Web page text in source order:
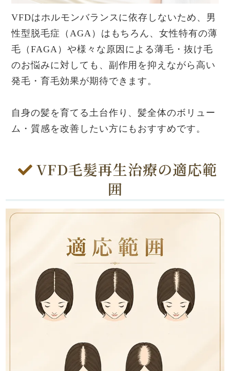
VFDはホルモンバランスに依存しないため、男
性型脱毛症（AGA）はもちろん、女性特有の薄
毛（FAGA）や様々な原因による薄毛・抜け毛
のお悩みに対しても、副作用を抑えながら高い
発毛・育毛効果が期待できます。
自身の髪を育てる土台作り、髪全体のボリュー
ム・質感を改善したい方にもおすすめです。
VFD毛髪再生治療の適応範
囲